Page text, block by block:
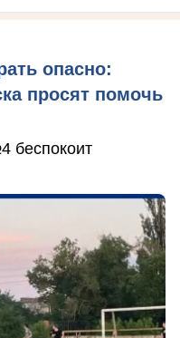
опасно:
просят помочь
беспокоит